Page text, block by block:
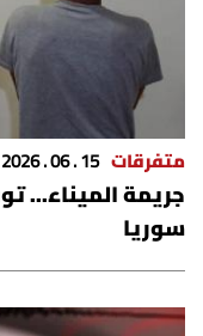
متفرقات 15 . 06 . 2026
جريمة الميناء...
سوريا